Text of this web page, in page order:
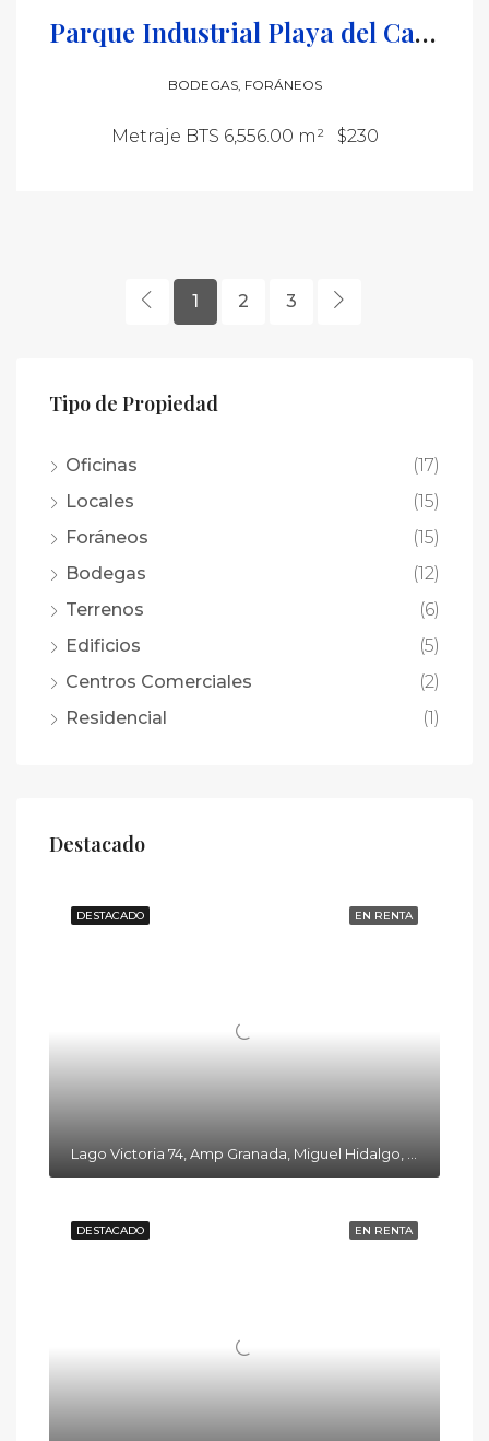
Parque Industrial Playa del Carmen
BODEGAS, FORÁNEOS
Metraje BTS 6,556.00 m² $230
1 2 3
Tipo de Propiedad
Oficinas
(17)
Locales
(15)
Foráneos
(15)
Bodegas
(12)
Terrenos
(6)
Edificios
(5)
Centros Comerciales
(2)
Residencial
(1)
Destacado
EN RENTA
DESTACADO
EN RENTA
DESTACADO